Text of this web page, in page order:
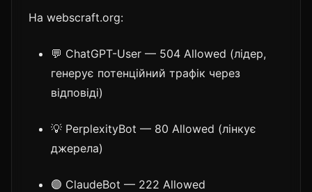
На webscraft.org:
💬 ChatGPT-User — 504 Allowed (лідер,
генерує потенційний трафік через
відповіді)
💡 PerplexityBot — 80 Allowed (лінкує
джерела)
🟣 ClaudeBot — 222 Allowed